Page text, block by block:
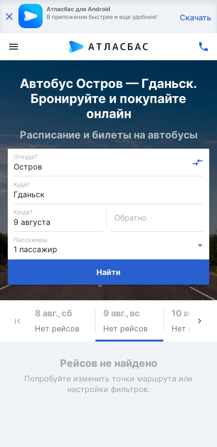
Атласбас для Android
В приложении быстрее и еще удобнее!
Скачать
Автобус Остров — Гданьск.
Бронируйте и покупайте
онлайн
Расписание и билеты на автобусы
Откуда?
Куда?
Когда?
Обратно
Пассажиры
Найти
8 авг., сб
Нет рейсов
9 авг., вс
Нет рейсов
10 авг., пн
Нет рейсов
Рейсов не найдено
Попробуйте изменить точки маршрута или
настройки фильтров.